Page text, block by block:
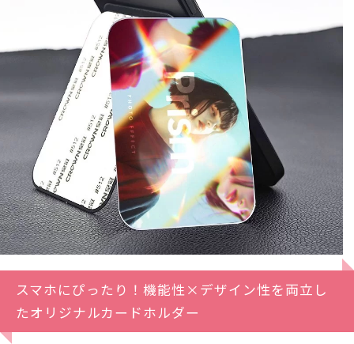
スマホにぴったり！機能性×デザイン性を両立し
たオリジナルカードホルダー